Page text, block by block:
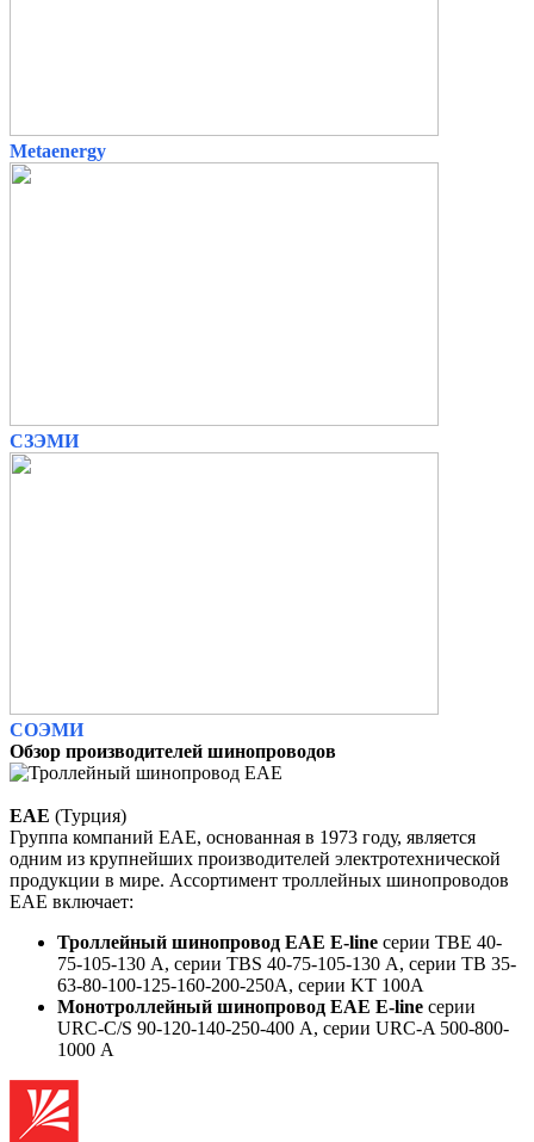
Metaenergy
СЗЭМИ
СОЭМИ
Обзор производителей шинопроводов
EAE (Турция)
Группа компаний ЕАЕ, основанная в 1973 году, является
одним из крупнейших производителей электротехнической
продукции в мире. Ассортимент троллейных шинопроводов
ЕАЕ включает:
Троллейный шинопровод EAE E-line серии TBE 40-
75-105-130 А, серии TBS 40-75-105-130 А, серии TB 35-
63-80-100-125-160-200-250A, серии KT 100A
Монотроллейный шинопровод EAE E-line серии
URC-C/S 90-120-140-250-400 А, серии URC-A 500-800-
1000 А